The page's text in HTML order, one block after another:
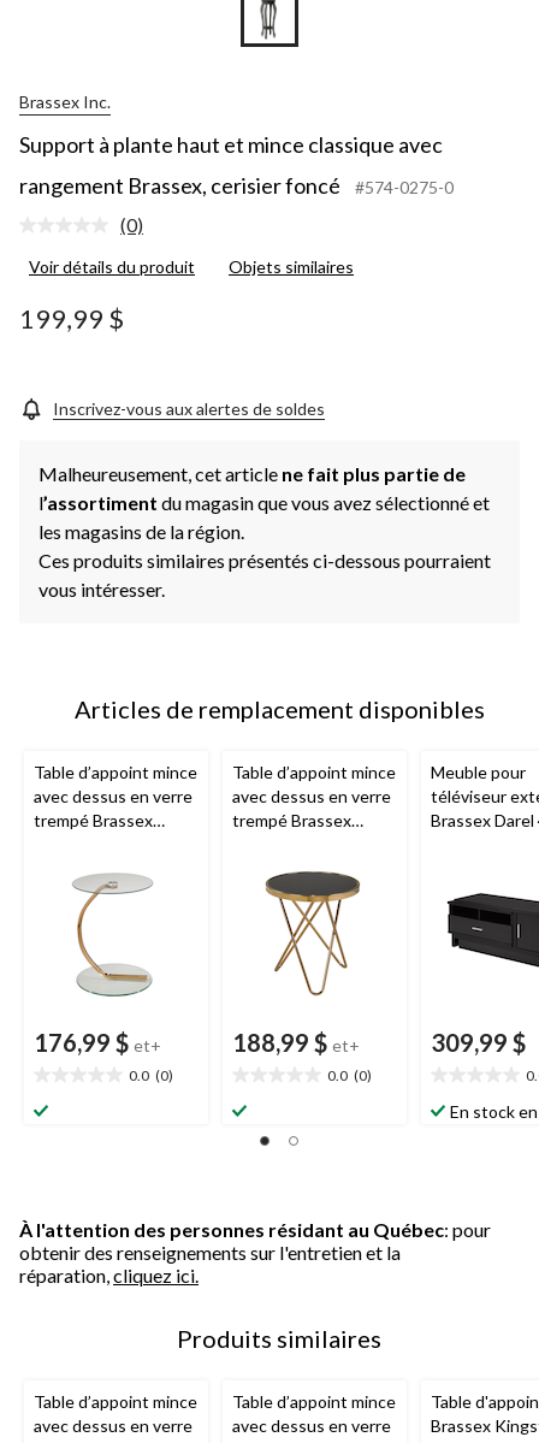
Brassex Inc.
Support à plante haut et mince classique avec
rangement Brassex, cerisier foncé
#574-0275-0
Aucune
pour
produit.
Lien
page.
(0)
Voir détails du produit Objets similaires
199,99 $
Inscrivez-vous aux alertes de soldes
Malheureusement, cet article ne fait plus partie de
l’assortiment du magasin que vous avez sélectionné et
les magasins de la région.
Ces produits similaires présentés ci-dessous pourraient
vous intéresser.
Articles de remplacement disponibles
Table d’appoint mince
avec dessus en verre
trempé Brassex
176,99 $ et+
0.0 (0)
étoile(s)
Table d’appoint mince
avec dessus en verre
trempé Brassex
188,99 $ et+
0.0 (0)
étoile(s)
Meuble pour
téléviseur
Brassex Darel
rangement
309,99 $
étoile(s)
En stock
À l'attention des personnes résidant au Québec: pour
obtenir des renseignements sur l'entretien et la
réparation, cliquez ici.
Produits similaires
Table d’appoint mince
avec dessus en verre
Table d’appoint mince
avec dessus en verre
Table
Brassex